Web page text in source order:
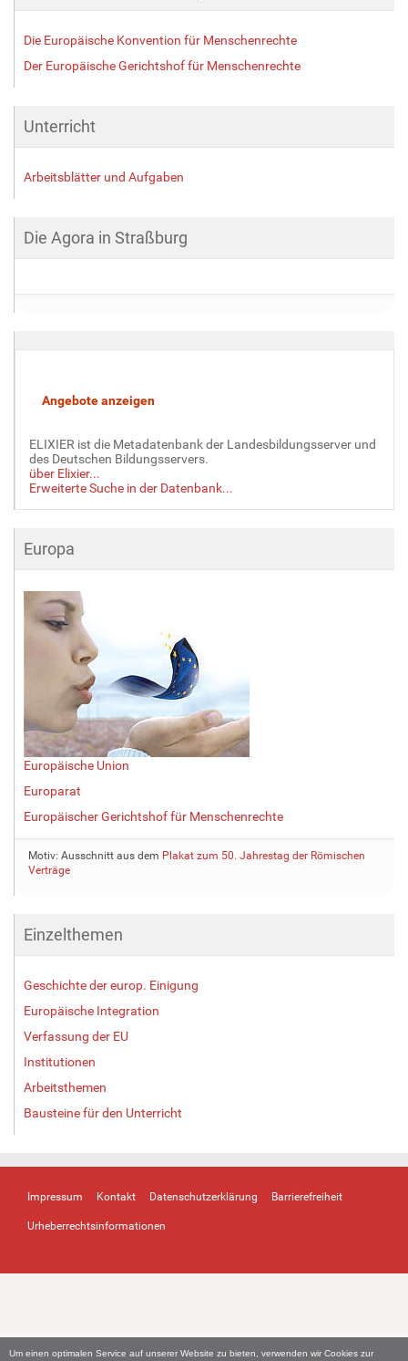
Um einen optimalen Service auf unserer Website zu bieten, verwenden wir Cookies zur
Die Europäische Konvention für Menschenrechte
Der Europäische Gerichtshof für Menschenrechte
Unterricht
Arbeitsblätter und Aufgaben
Die Agora in Straßburg
ELIXIER ist die Metadatenbank der Landesbildungsserver und
des Deutschen Bildungsservers.
über Elixier...
Erweiterte Suche in der Datenbank...
Europa
Europäische Union
Europarat
Europäischer Gerichtshof für Menschenrechte
Motiv: Ausschnitt aus dem Plakat zum 50. Jahrestag der Römischen
Verträge
Einzelthemen
Geschichte der europ. Einigung
Europäische Integration
Verfassung der EU
Institutionen
Arbeitsthemen
Bausteine für den Unterricht
Impressum Kontakt Datenschutzerklärung Barrierefreiheit
Urheberrechtsinformationen